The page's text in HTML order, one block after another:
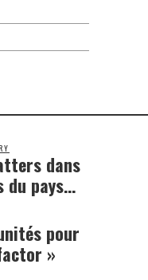
dans
du pays…
pour
»